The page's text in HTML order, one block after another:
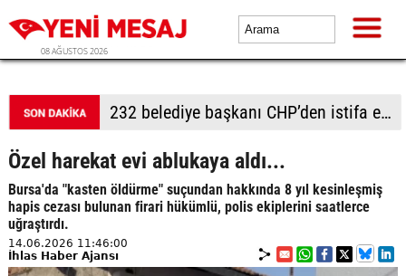
08 AĞUSTOS 2026
232 belediye başkanı CHP’den istifa etti
Özel harekat evi ablukaya aldı...
Bursa'da "kasten öldürme" suçundan hakkında 8 yıl kesinleşmiş
hapis cezası bulunan firari hükümlü, polis ekiplerini saatlerce
uğraştırdı.
14.06.2026 11:46:00
İhlas Haber Ajansı